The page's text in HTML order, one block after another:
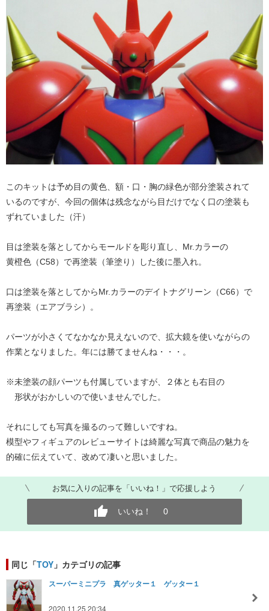
このキットは予め目の黄色、額・口・胸の緑色が部分塗装されて
いるのですが、今回の個体は残念ながら目だけでなく口の塗装も
ずれていました（汗）
目は塗装を落としてからモールドを彫り直し、Mr.カラーの
黄橙色（C58）で再塗装（筆塗り）した後に墨入れ。
口は塗装を落としてからMr.カラーのデイトナグリーン（C66）で
再塗装（エアブラシ）。
パーツが小さくてなかなか見えないので、拡大鏡を使いながらの
作業となりました。年には勝てませんね・・・。
※未塗装の顔パーツも付属していますが、２体とも右目の
形状がおかしいので使いませんでした。
それにしても写真を撮るのって難しいですね。
模型やフィギュアのレビューサイトは綺麗な写真で商品の魅力を
的確に伝えていて、改めて凄いと思いました。
お気に入りの記事を「いいね！」で応援しよう
いいね！ 0
同じ「TOY 」カテゴリの記事
スーパーミニプラ 真ゲッター１ ゲッター１
2020.11.25 20:34